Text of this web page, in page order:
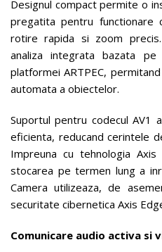
Designul compact permite o
pregatita pentru
rotire rapida si zoom
analiza integrata bazata
platformei ARTPEC,
automata a obiectelor.
Suportul pentru codecul AV1
eficienta, reducand cerintele
Impreuna cu tehnologia
stocarea pe termen lung a
Camera utilizeaza, de
securitate cibernetica Axis
Comunicare audio activa